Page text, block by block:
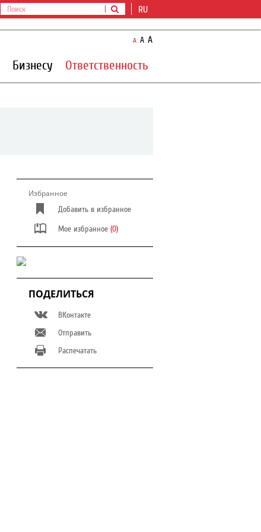
RU
A A A
Бизнесу Ответственность
Избранное
Добавить в избранное
Мое избранное (0)
ПОДЕЛИТЬСЯ
ВКонтакте
Отправить
Распечатать